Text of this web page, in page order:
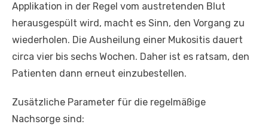
Applikation in der Regel vom austretenden Blut
herausgespült wird, macht es Sinn, den Vorgang zu
wiederholen. Die Ausheilung einer Mukositis dauert
circa vier bis sechs Wochen. Daher ist es ratsam, den
Patienten dann erneut einzubestellen.
Zusätzliche Parameter für die regelmäßige
Nachsorge sind: